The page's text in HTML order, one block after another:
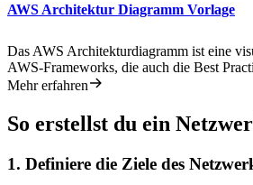
AWS Architektur Diagramm Vorlage
Das AWS Architekturdiagramm ist eine
AWS-Frameworks, die auch die Best
Mehr erfahren
So erstellst du ein
1. Definiere die Ziele des